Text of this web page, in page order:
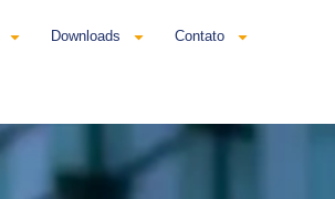
Downloads Contato